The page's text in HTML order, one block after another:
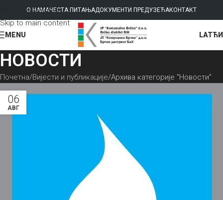
Skip to navigation
Skip to main content
О НАМАЧЕСТА ПИТАЊАДОКУМЕНТИ ПРЕДУЗЕЋАКОНТАКТ
MENU LAT
НОВОСТИ
Почетна Вијести и публикације Архива категоријe "Новости"
06
АВГ